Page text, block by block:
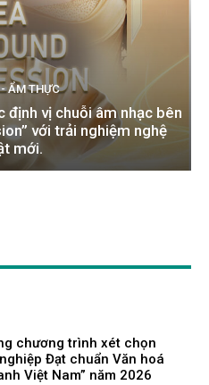
ẨM THỰC
định vị chuỗi âm nhạc bên
với trải nghiệm nghệ
mới.
chương trình xét chọn
Đạt chuẩn Văn hoá
Việt Nam” năm 2026